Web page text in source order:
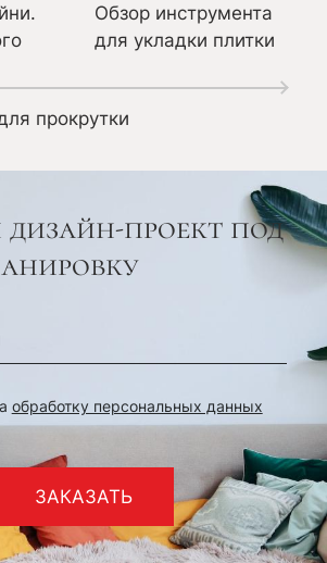
Обзор инструмента
для укладки плитки
прокрутки
проект под
обработку персональных данных